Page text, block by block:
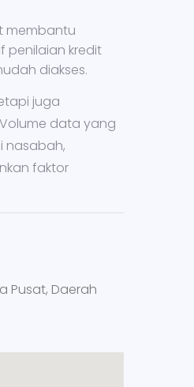
membantu
penilaian kredit
diakses.
juga
data yang
nasabah,
faktor
Pusat, Daerah